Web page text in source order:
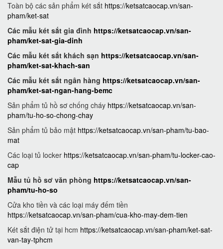
Toàn bộ các sản phẩm két sắt https://ketsatcaocap.vn/san-
pham/ket-sat
Các mẫu két sắt gia đình https://ketsatcaocap.vn/san-
pham/ket-sat-gia-dinh
Các mẫu két sắt khách sạn https://ketsatcaocap.vn/san-
pham/ket-sat-khach-san
Các mẫu két sắt ngân hàng https://ketsatcaocap.vn/san-
pham/ket-sat-ngan-hang-bemc
Sản phẩm tủ hồ sơ chống cháy https://ketsatcaocap.vn/san-
pham/tu-ho-so-chong-chay
Sản phẩm tủ bảo mật https://ketsatcaocap.vn/san-pham/tu-bao-
mat
Các loại tủ locker https://ketsatcaocap.vn/san-pham/tu-locker-cao-
cap
Mẫu tủ hồ sơ văn phòng https://ketsatcaocap.vn/san-
pham/tu-ho-so
Cửa kho tiền và các loại máy đếm tiền
https://ketsatcaocap.vn/san-pham/cua-kho-may-dem-tien
Két sắt điện tử tại hcm https://ketsatcaocap.vn/san-pham/ket-sat-
van-tay-tphcm